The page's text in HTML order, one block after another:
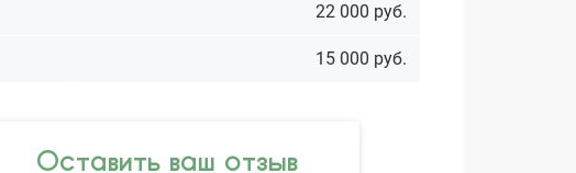
22 000 руб.
15 000 руб.
Оставить ваш отзыв